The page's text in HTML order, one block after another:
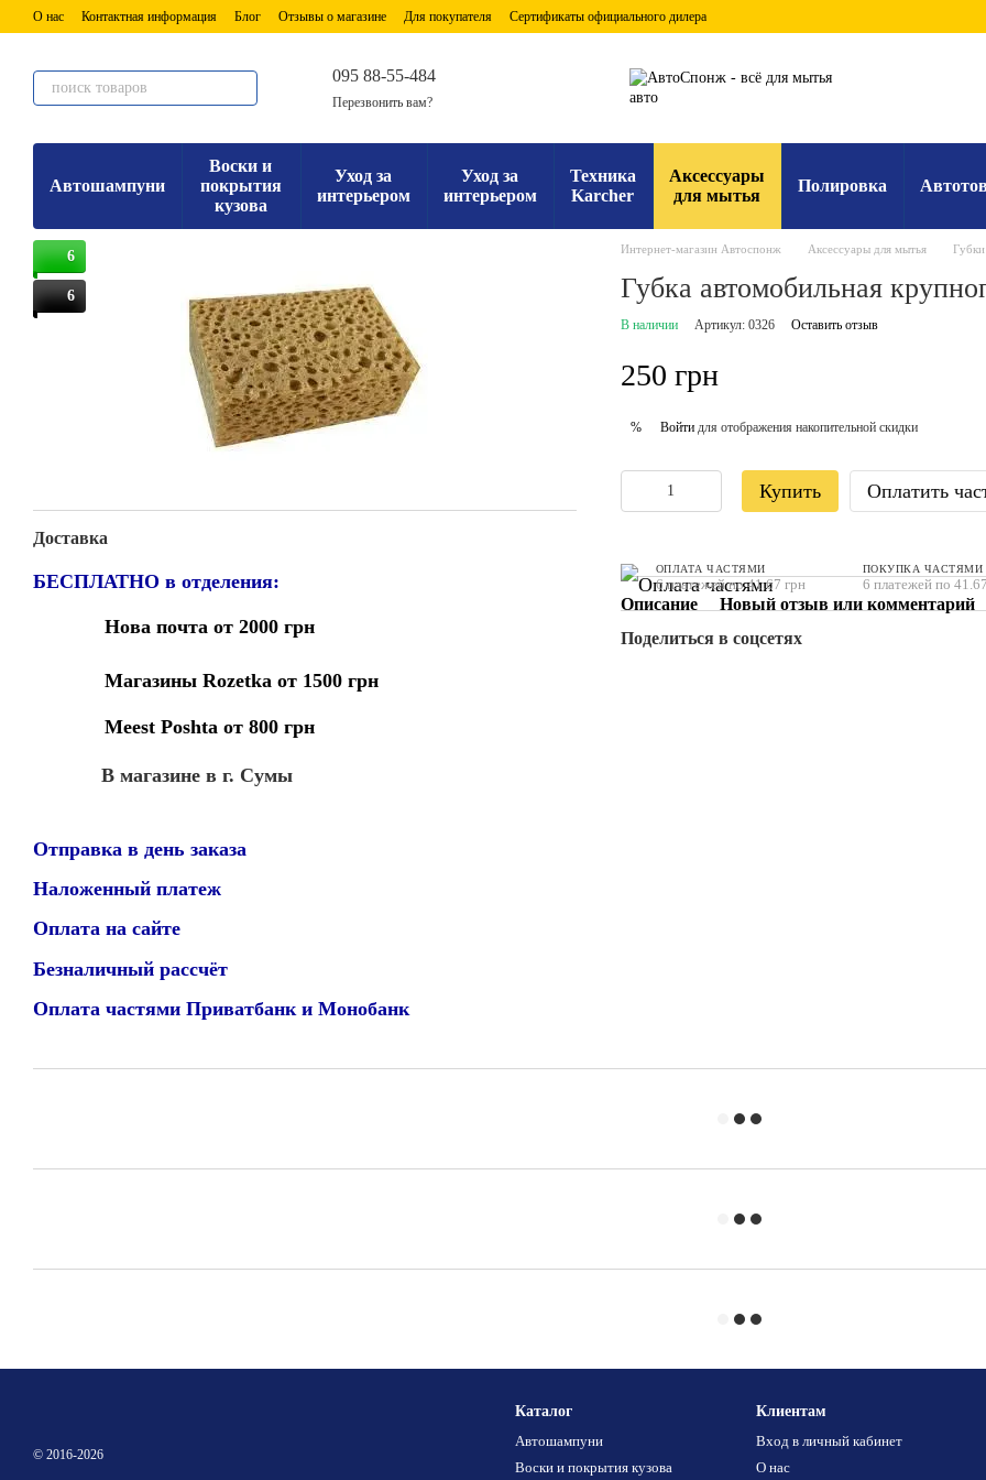
Перейти к основному контенту
О нас Контактная информация Блог Отзывы о магазине Для покупателя Сертификаты официального дилера
095 88-55-484
Перезвонить вам?
Автошампуни
Воски и
покрытия
кузова
Уход за
интерьером
Уход за
интерьером
Техника
Karcher
Аксессуары
для мытья
Полировка
6
6
Доставка
БЕСПЛАТНО в отделения:
Нова почта от 2000 грн
Магазины Rozetka от 1500 грн
Meest Poshta от 800 грн
В магазине в г. Сумы
Отправка в день заказа
Наложенный платеж
Оплата на сайте
Безналичный рассчёт
Оплата частями Приватбанк и Монобанк
Интернет-магазин Автоспонж Аксессуары для мытья
Губка автомобильная
В наличии Артикул: 0326 Оставить отзыв
250 грн
% Войтидля отображения накопительной скидки
Купить Оплатить
ОПЛАТА ЧАСТЯМИ
6 платежей по 41.67 грн
ПОКУПКА ЧАСТЯМИ
6 платежей по
Описание
Новый отзыв или комментарий
Поделиться в соцсетях
© 2016-2026
Каталог
Автошампуни
Воски и покрытия кузова
Клиентам
Вход в личный кабинет
О нас